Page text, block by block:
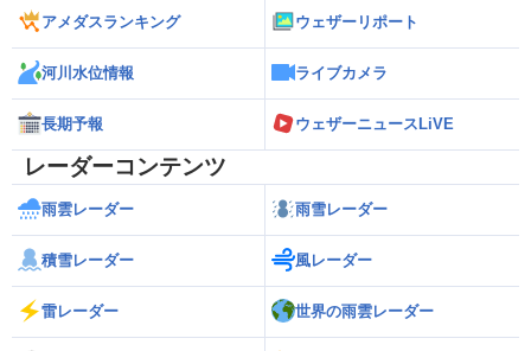
アメダスランキング ウェザーリポート
河川水位情報 ライブカメラ
長期予報 ウェザーニュースLiVE
レーダーコンテンツ
雨雲レーダー 雨雪レーダー
積雪レーダー 風レーダー
雷レーダー 世界の雨雲レーダー